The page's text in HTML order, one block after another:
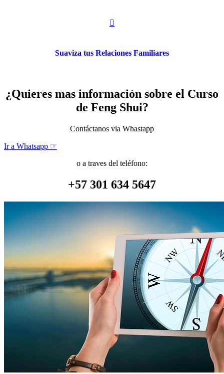

Suaviza tus Relaciones Familiares
¿Quieres mas información sobre el Curso
de Feng Shui?
Contáctanos via Whastapp
Ir a Whatsapp ☞
o a traves del teléfono:
+57 301 634 5647